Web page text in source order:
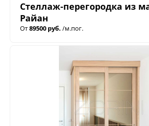
Стеллаж-перегородка из
Райан
От89500 руб. /м.пог.